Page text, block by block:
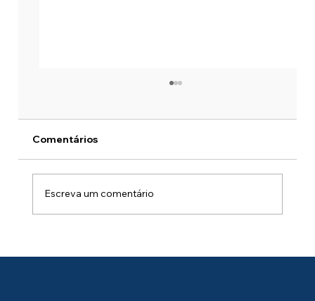
Comentários
Escreva um comentário